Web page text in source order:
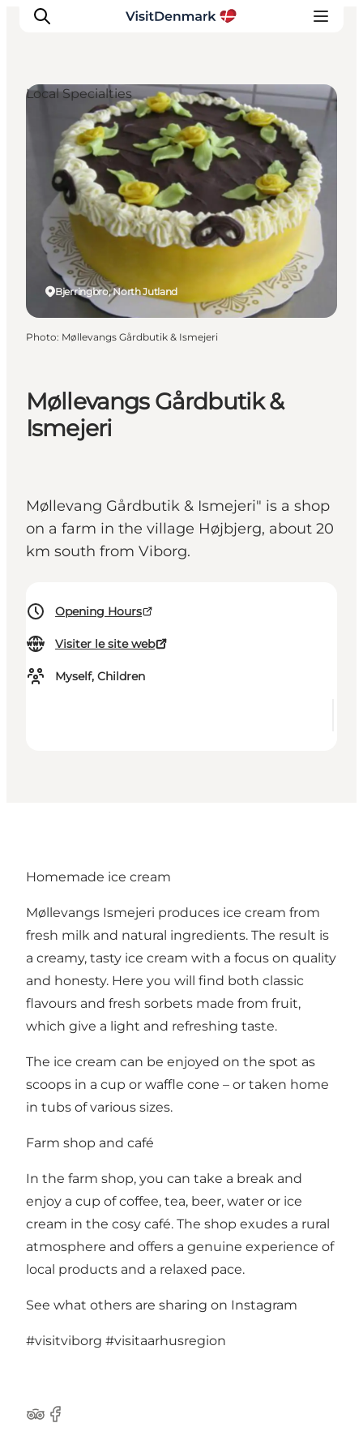
Inspirations
Destinations
Quoi faire
Hébergements
Planifiez votre voyage
Møllevangs Gårdbutik &
Ismejeri
Møllevang Gårdbutik & Ismejeri" is a shop
on a farm in the village Højbjerg, about 20
km south from Viborg.
Opening Hours
Visiter le site web
Myself, Children
Bjerringbro, North Jutland
Local Specialties
Photo: Møllevangs Gårdbutik & Ismejeri
Homemade ice cream
Møllevangs Ismejeri produces ice cream from
fresh milk and natural ingredients. The result is
a creamy, tasty ice cream with a focus on quality
and honesty. Here you will find both classic
flavours and fresh sorbets made from fruit,
which give a light and refreshing taste.
The ice cream can be enjoyed on the spot as
scoops in a cup or waffle cone – or taken home
in tubs of various sizes.
Farm shop and café
In the farm shop, you can take a break and
enjoy a cup of coffee, tea, beer, water or ice
cream in the cosy café. The shop exudes a rural
atmosphere and offers a genuine experience of
local products and a relaxed pace.
See what others are sharing on Instagram
#visitviborg #visitaarhusregion
TripAdvisor
Facebook